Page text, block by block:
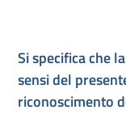
Si specifica che
sensi del
riconoscimento